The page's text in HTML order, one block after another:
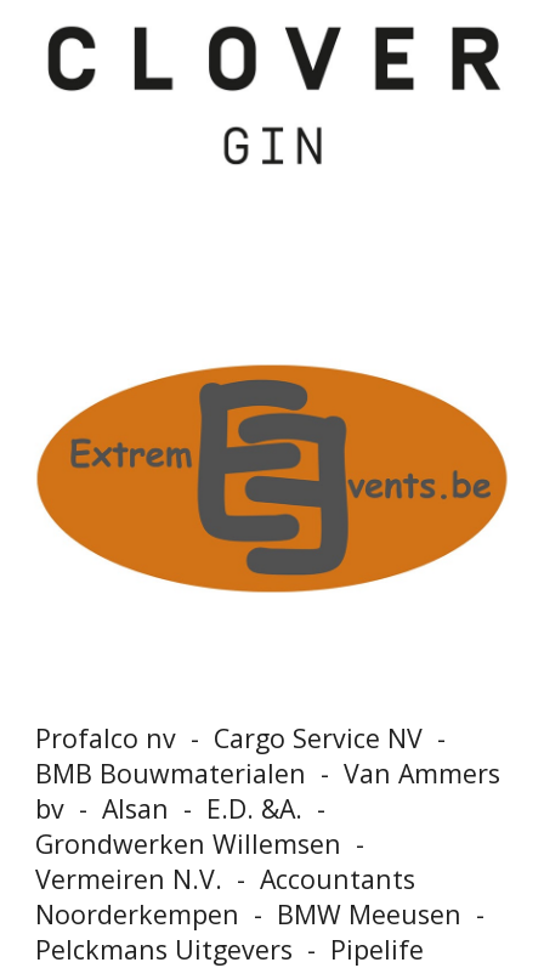
Profalco nv - Cargo Service NV -
BMB Bouwmaterialen -Van Ammers
bv -Alsan - E.D. &A. -
Grondwerken Willemsen -
Vermeiren N.V. -Accountants
Noorderkempen - BMW Meeusen -
Pelckmans Uitgevers - Pipelife